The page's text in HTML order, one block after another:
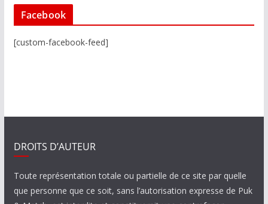
Facebook
[custom-facebook-feed]
DROITS D’AUTEUR
Toute représentation totale ou partielle de ce site par quelle
que personne que ce soit, sans l’autorisation expresse de Puk